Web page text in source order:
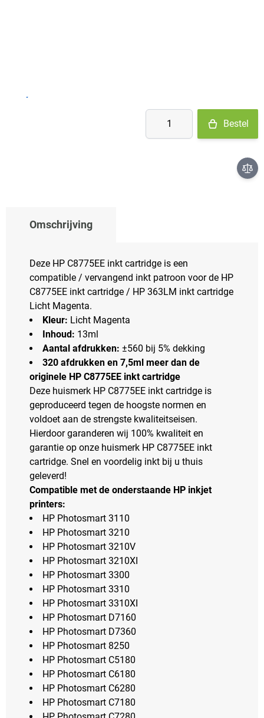
Aantal
Bestel
Omschrijving
Deze HP C8775EE inkt cartridge is een
compatible / vervangend inkt patroon voor de HP
C8775EE inkt cartridge / HP 363LM inkt cartridge
Licht Magenta.
Kleur: Licht Magenta
Inhoud: 13ml
Aantal afdrukken: ±560 bij 5% dekking
320 afdrukken en 7,5ml meer dan de
originele HP C8775EE inkt cartridge
Deze huismerk HP C8775EE inkt cartridge is
geproduceerd tegen de hoogste normen en
voldoet aan de strengste kwaliteitseisen.
Hierdoor garanderen wij 100% kwaliteit en
garantie op onze huismerk HP C8775EE inkt
cartridge. Snel en voordelig inkt bij u thuis
geleverd!
Compatible met de onderstaande HP inkjet
printers:
HP Photosmart 3110
HP Photosmart 3210
HP Photosmart 3210V
HP Photosmart 3210XI
HP Photosmart 3300
HP Photosmart 3310
HP Photosmart 3310XI
HP Photosmart D7160
HP Photosmart D7360
HP Photosmart 8250
HP Photosmart C5180
HP Photosmart C6180
HP Photosmart C6280
HP Photosmart C7180